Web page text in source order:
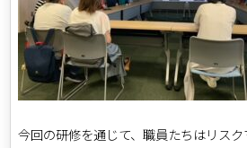
今回の研修を通じて、職員たちはリス